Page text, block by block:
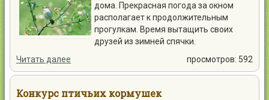
дома. Прекрасная погода за окном
располагает к продолжительным
прогулкам. Время вытащить своих
друзей из зимней спячки.
Читать далее
просмотров: 592
Конкурс птичьих кормушек